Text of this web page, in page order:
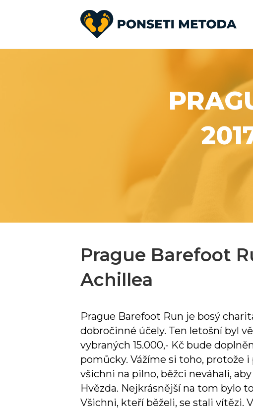
Prague Barefoot
Achillea
Prague Barefoot Run je bosý
dobročinné účely. Ten letošní byl
vybraných 15.000,- Kč bude
pomůcky. Vážíme si toho, protože
všichni na pilno, běžci neváhali,
Hvězda. Nejkrásnější na tom bylo
Všichni, kteří běželi, se stali vítězi.